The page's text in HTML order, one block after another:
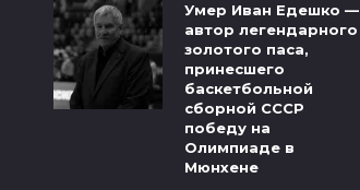
Умер Иван Едешко —
автор легендарного
золотого паса,
принесшего
баскетбольной
сборной СССР
победу на
Олимпиаде в
Мюнхене